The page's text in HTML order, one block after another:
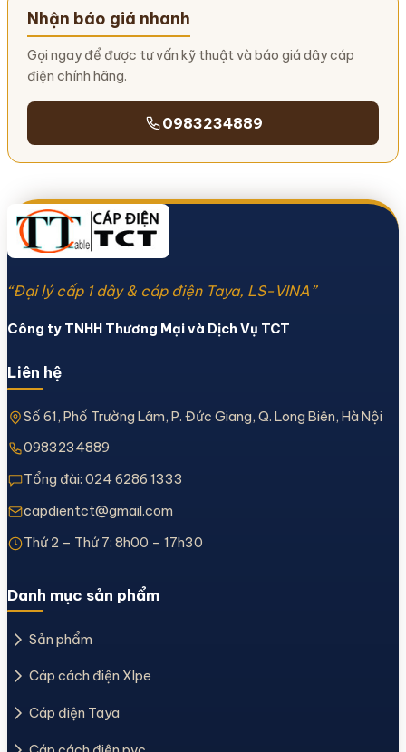
Nhận báo giá nhanh
Gọi ngay để được tư vấn kỹ thuật và báo giá dây cáp
điện chính hãng.
0983234889
“Đại lý cấp 1 dây & cáp điện Taya, LS-VINA”
Công ty TNHH Thương Mại và Dịch Vụ TCT
Liên hệ
Số 61, Phố Trường Lâm, P. Đức Giang, Q. Long Biên, Hà Nội
0983234889
Tổng đài: 024 6286 1333
capdientct@gmail.com
Thứ 2 – Thứ 7: 8h00 – 17h30
Danh mục sản phẩm
Sản phẩm
Cáp cách điện Xlpe
Cáp điện Taya